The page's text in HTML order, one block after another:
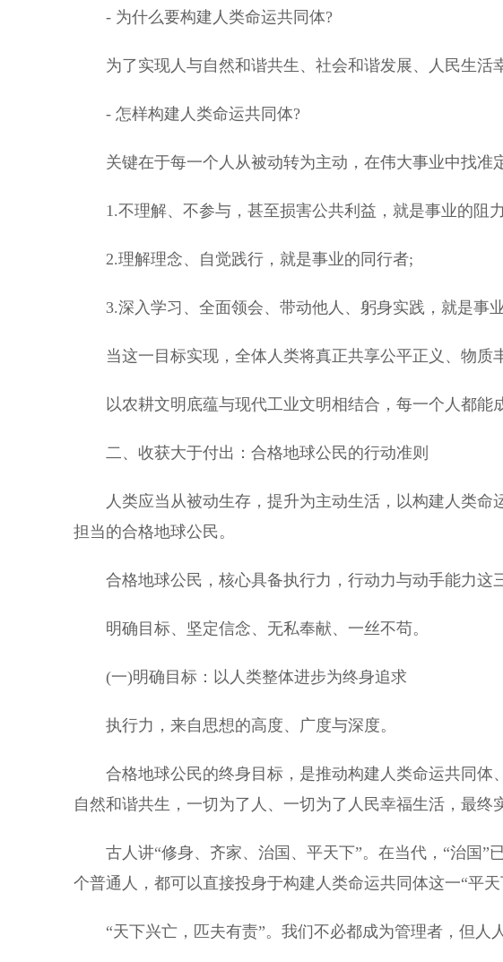
- 为什么要构建人类命运共同体?
为了实现人与自然和谐共生、社会和谐发展、人民生活幸
- 怎样构建人类命运共同体?
关键在于每一个人从被动转为主动，在伟大事业中找准
1.不理解、不参与，甚至损害公共利益，就是事业的阻
2.理解理念、自觉践行，就是事业的同行者;
3.深入学习、全面领会、带动他人、躬身实践，就是事业
当这一目标实现，全体人类将真正共享公平正义、物质丰
以农耕文明底蕴与现代工业文明相结合，每一个人都能成
二、收获大于付出：合格地球公民的行动准则
人类应当从被动生存，提升为主动生活，以构建人类命
担当的合格地球公民。
合格地球公民，核心具备执行力，行动力与动手能力这
明确目标、坚定信念、无私奉献、一丝不苟。
(一)明确目标：以人类整体进步为终身追求
执行力，来自思想的高度、广度与深度。
合格地球公民的终身目标，是推动构建人类命运共同体
自然和谐共生，一切为了人、一切为了人民幸福生活，最终
古人讲“修身、齐家、治国、平天下”。在当代，“治国”
个普通人，都可以直接投身于构建人类命运共同体这一“平天
“天下兴亡，匹夫有责”。我们不必都成为管理者，但人